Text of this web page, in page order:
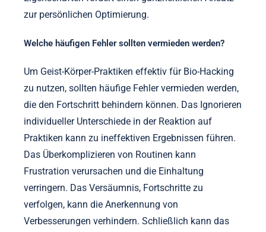
und Bewegung, um Ihre Bio-Hacking-Strategien zu
Selbstbewusstsein und Anpassungsfähigkeit
erreichen, die für effektives Bio-Hacking unerlässlich
sind. Die Betonung dieser einzigartigen
Eigenschaften fördert einen ganzheitlichen Ansatz
zur persönlichen Optimierung.
Welche häufigen Fehler sollten vermieden werden?
Um Geist-Körper-Praktiken effektiv für Bio-Hacking
zu nutzen, sollten häufige Fehler vermieden werden,
die den Fortschritt behindern können. Das Ignorieren
individueller Unterschiede in der Reaktion auf